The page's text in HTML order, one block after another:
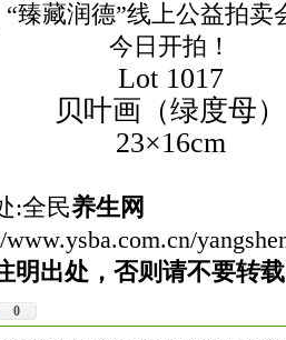
Lot 1017
贝叶画（绿度母）
23×16cm
:全民养生网
明出处，否则请不要转
0